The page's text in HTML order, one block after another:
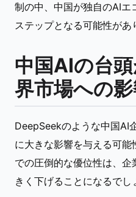
制の中、中国が独自のAIエ
ステップとなる可能性があ
中国AIの台
界市場への
DeepSeekのような中国AI
に大きな影響を与える可
での圧倒的な優位性は、
きく下げることになるでし